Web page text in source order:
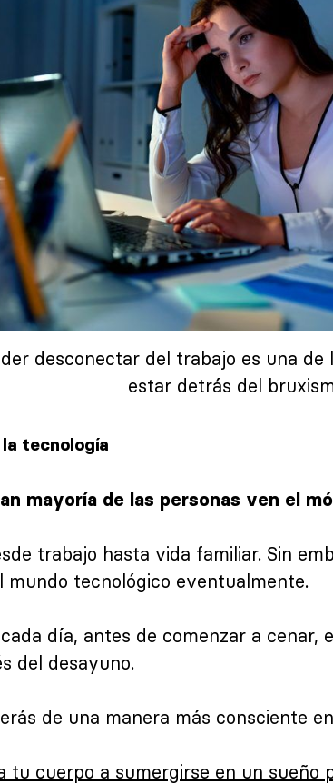
desconectar del trabajo es una de
estar detrás del
tecnología
mayoría de las personas ven el
trabajo hasta vida familiar. Sin
mundo tecnológico eventualmente.
día, antes de comenzar a cenar,
del desayuno.
de una manera más consciente
tu cuerpo a sumergirse en un sueño